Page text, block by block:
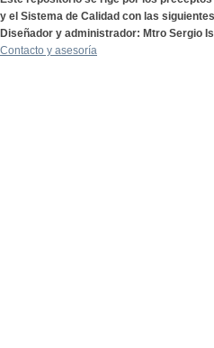
y el Sistema de Calidad con las
Diseñador y administrador: Mtro Sergio
Contacto y asesoría